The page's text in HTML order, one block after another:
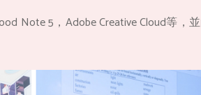
Note 5，Adobe Creative Cloud等，